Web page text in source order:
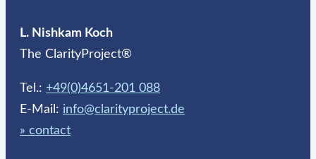
L. Nishkam Koch
The ClarityProject®
Tel.: +49(0)4651-201 088
E-Mail: info@clarityproject.de
» contact